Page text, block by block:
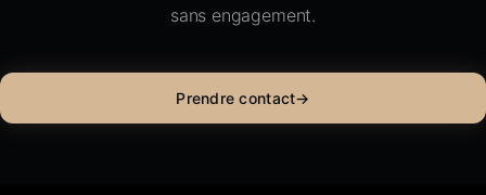
sans engagement.
Prendre contact→